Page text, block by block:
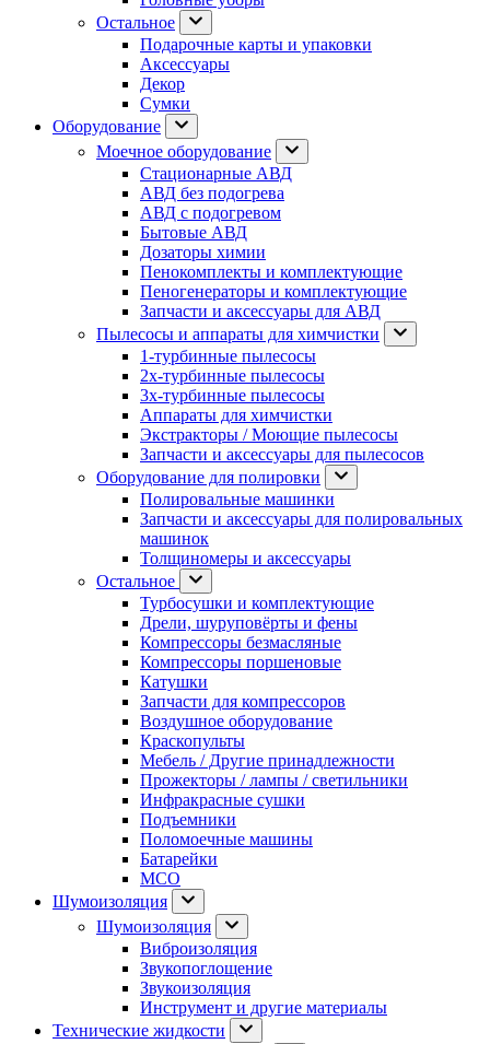
Остальное
Подарочные карты и упаковки
Аксессуары
Декор
Сумки
Оборудование
Моечное оборудование
Стационарные АВД
АВД без подогрева
АВД с подогревом
Бытовые АВД
Дозаторы химии
Пенокомплекты и комплектующие
Пеногенераторы и комплектующие
Запчасти и аксессуары для АВД
Пылесосы и аппараты для химчистки
1-турбинные пылесосы
2х-турбинные пылесосы
3х-турбинные пылесосы
Аппараты для химчистки
Экстракторы / Моющие пылесосы
Запчасти и аксессуары для пылесосов
Оборудование для полировки
Полировальные машинки
Запчасти и аксессуары для полировальных
машинок
Толщиномеры и аксессуары
Остальное
Турбосушки и комплектующие
Дрели, шуруповёрты и фены
Компрессоры безмасляные
Компрессоры поршеновые
Катушки
Запчасти для компрессоров
Воздушное оборудование
Краскопульты
Мебель / Другие принадлежности
Прожекторы / лампы / светильники
Инфракрасные сушки
Подъемники
Поломоечные машины
Батарейки
МСО
Шумоизоляция
Шумоизоляция
Виброизоляция
Звукопоглощение
Звукоизоляция
Инструмент и другие материалы
Технические жидкости